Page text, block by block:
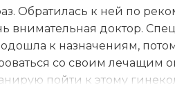
Обратилась к ней по
внимательная доктор.
к назначениям,
со своим лечащим
пойти к этому